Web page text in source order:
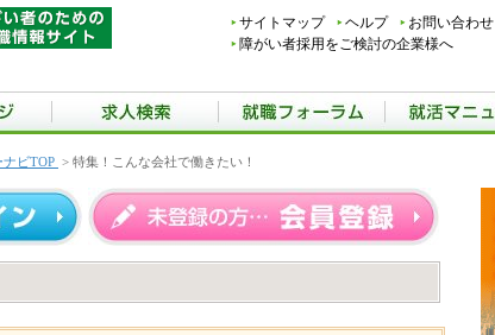
サイトマップ ヘルプ お問い合わせ
障がい者採用をご検討の企業様へ
ビTOP > 特集！こんな会社で働きたい！